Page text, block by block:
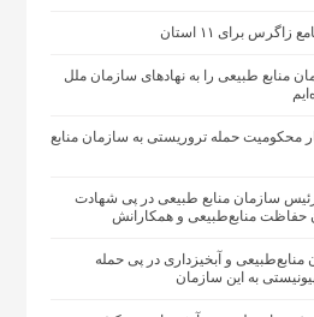
برای ۱۱ استان
منابع طبیعی را به نهادهای سازمان ملل
محکومیت حمله تروریستی به سازمان منابع
سازمان منابع طبیعی در پی شهادت
حفاظت منابع‌طبیعی و همکارانش
منابع‌طبیعی و آبخیزداری در پی حمله
به این سازمان